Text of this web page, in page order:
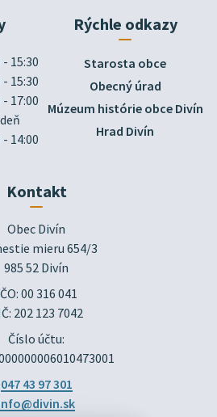
- 15:30
- 15:30
- 17:00
- 14:00
Rýchle odkazy
Starosta obce
Obecný úrad
Múzeum histórie obce Divín
Hrad Divín
Kontakt
Obec Divín
mieru 654/3
985 52 Divín
00 316 041
202 123 7042
Číslo účtu:
047 43 97 301